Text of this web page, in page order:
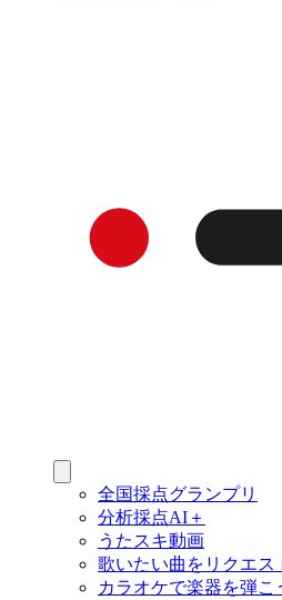
全国採点グランプリ
分析採点AI＋
うたスキ動画
歌いたい曲をリクエス
カラオケで楽器を弾こ